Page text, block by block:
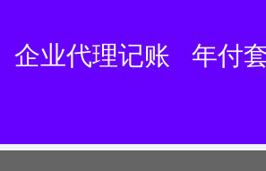
企业代理记账 年付